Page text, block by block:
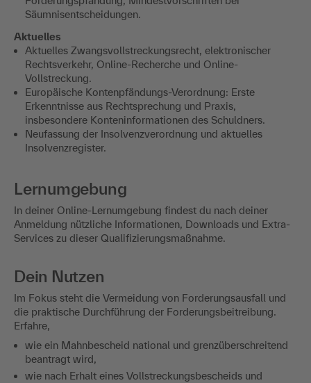
Säumnisentscheidungen.
Aktuelles
Aktuelles Zwangsvollstreckungsrecht, elektronischer
Rechtsverkehr, Online-Recherche und Online-
Vollstreckung.
Europäische Kontenpfändungs-Verordnung: Erste
Erkenntnisse aus Rechtsprechung und Praxis,
insbesondere Konteninformationen des Schuldners.
Neufassung der Insolvenzverordnung und aktuelles
Insolvenzregister.
Lernumgebung
In deiner Online-Lernumgebung findest du nach deiner
Anmeldung nützliche Informationen, Downloads und Extra-
Services zu dieser Qualifizierungsmaßnahme.
Dein Nutzen
Im Fokus steht die Vermeidung von Forderungsausfall und
die praktische Durchführung der Forderungsbeitreibung.
Erfahre,
wie ein Mahnbescheid national und grenzüberschreitend
beantragt wird,
wie nach Erhalt eines Vollstreckungsbescheids und